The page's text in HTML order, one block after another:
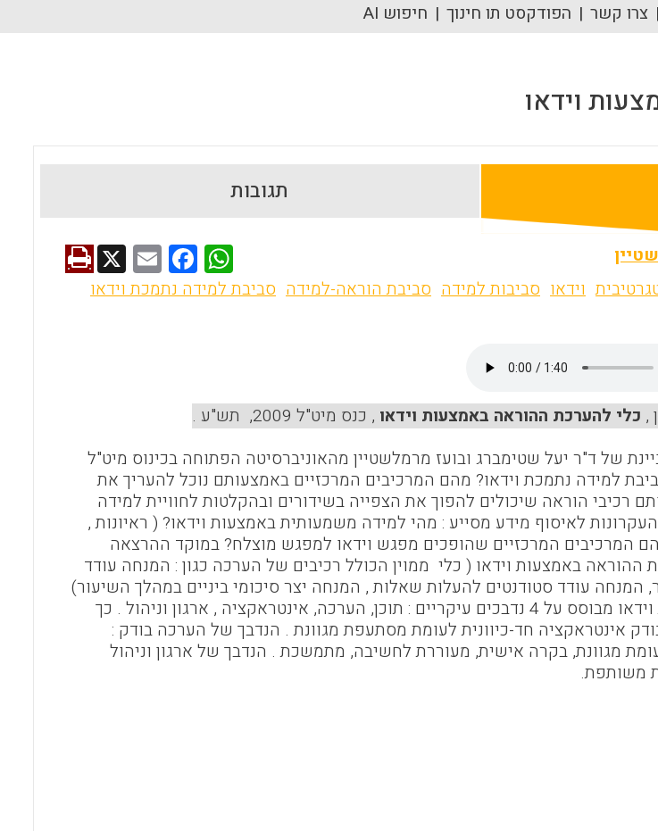
צרו קשר הפודקסט תו חינוך חיפוש AI
וידאו
תגובות
W
h
p
p
F
a
E
m
X
וידאו סביבות למידה סביבת הוראה-למידה סביבת למידה נתמכת וידאו
, כלי להערכת ההוראה באמצעות וידאו , כנס מיט"ל 2009, תש"ע .
של ד"ר יעל שטימברג ובועז מרמלשטיין מהאוניברסיטה הפתוחה בכינוס מיט"ל
למידה נתמכת וידאו? מהם המרכיבים המרכזיים באמצעותם נוכל להעריך את
רכיבי הוראה שיכולים להפוך את הצפייה בשידורים ובהקלטות לחוויית למידה
לאיסוף מידע מסייע : מהי למידה משמעותית באמצעות וידאו? ( ראיונות ,
המרכיבים המרכזיים שהופכים מפגש וידאו למפגש מוצלח? במוקד ההרצאה
ההוראה באמצעות וידאו ( כלי ממוין הכולל רכיבים של הערכה כגון : המנחה עודד
המנחה עודד סטודנטים להעלות שאלות , המנחה יצר סיכומי ביניים במהלך השיעור)
. הכלי להערכת ההוראה באמצעות וידאו מבוסס על 4 נדבכים עיקריים : תוכן, הערכה, אינטראקציה , ארגון וניהול . כך
אינטראקציה חד-כיוונית לעומת מסתעפת מגוונת . הנדבך של הערכה בודק :
מגוונת, בקרה אישית, מעוררת לחשיבה, מתמשכת . הנדבך של ארגון וניהול
משותפת.